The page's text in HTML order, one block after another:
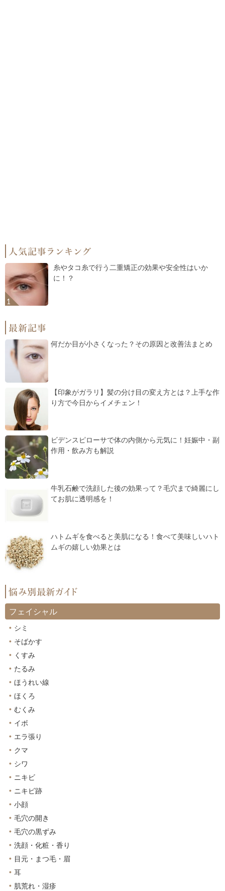
糸やタコ糸で行う二重矯正の効果や安全性はいか
に！？
何だか目が小さくなった？その原因と改善法まとめ
【印象がガラリ】髪の分け目の変え方とは？上手な作
り方で今日からイメチェン！
ビデンスピローサで体の内側から元気に！妊娠中・副
作用・飲み方も解説
牛乳石鹸で洗顔した後の効果って？毛穴まで綺麗にし
てお肌に透明感を！
ハトムギを食べると美肌になる！食べて美味しいハト
ムギの嬉しい効果とは
フェイシャル
シミ
そばかす
くすみ
たるみ
ほうれい線
ほくろ
むくみ
イボ
エラ張り
クマ
シワ
ニキビ
ニキビ跡
小顔
毛穴の開き
毛穴の黒ずみ
洗顔・化粧・香り
目元・まつ毛・眉
耳
肌荒れ・湿疹